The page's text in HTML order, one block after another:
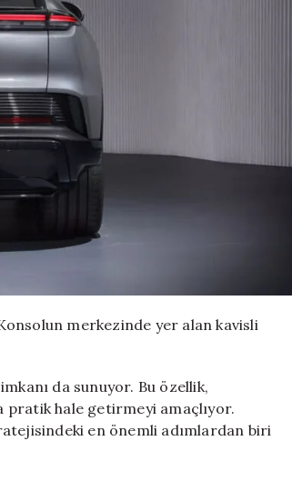
merkezinde yer alan kavisli
da sunuyor. Bu özellik,
pratik hale getirmeyi amaçlıyor.
en önemli adımlardan biri